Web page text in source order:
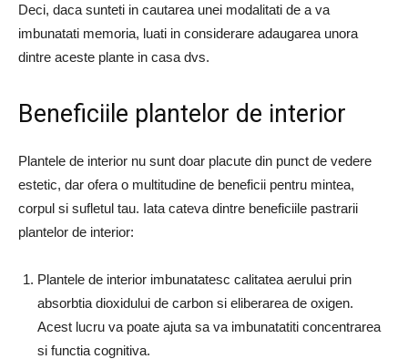
Deci, daca sunteti in cautarea unei modalitati de a va
imbunatati memoria, luati in considerare adaugarea unora
dintre aceste plante in casa dvs.
Beneficiile plantelor de interior
Plantele de interior nu sunt doar placute din punct de vedere
estetic, dar ofera o multitudine de beneficii pentru mintea,
corpul si sufletul tau. Iata cateva dintre beneficiile pastrarii
plantelor de interior:
Plantele de interior imbunatatesc calitatea aerului prin
absorbtia dioxidului de carbon si eliberarea de oxigen.
Acest lucru va poate ajuta sa va imbunatatiti concentrarea
si functia cognitiva.